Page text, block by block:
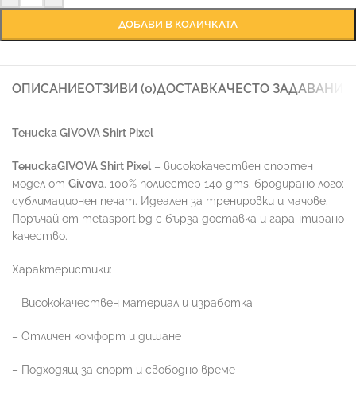
ДОБАВИ В КОЛИЧКАТА
ОПИСАНИЕОТЗИВИ (0)ДОСТАВКАЧЕСТО ЗАДАВАНИ
Тениска GIVOVA Shirt Pixel
ТенискаGIVOVA Shirt Pixel – висококачествен спортен
модел от Givova. 100% полиестер 140 gms. бродирано лого;
сублимационен печат. Идеален за тренировки и мачове.
Поръчай от metasport.bg с бърза доставка и гарантирано
качество.
Характеристики:
– Висококачествен материал и изработка
– Отличен комфорт и дишане
– Подходящ за спорт и свободно време